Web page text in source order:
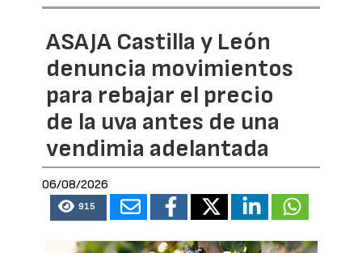
ASAJA Castilla y León
denuncia movimientos
para rebajar el precio
de la uva antes de una
vendimia adelantada
06/08/2026
915